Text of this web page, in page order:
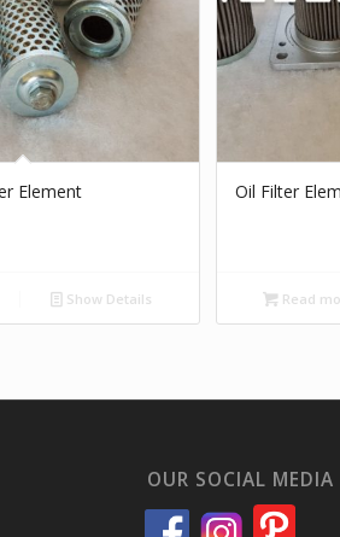
Element
Show Details
Oil Filter
Read
OUR SOCIAL MEDIA